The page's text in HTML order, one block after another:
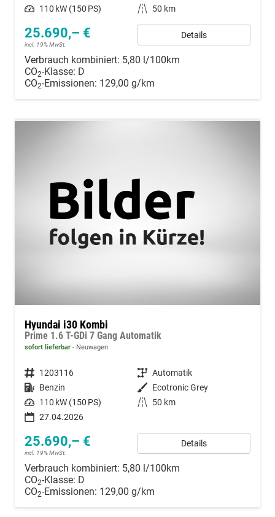
Leistung 110 kW (150 PS) Kilometerstand 50 km
25.690,– €
incl. 19% MwSt.
Details
Verbrauch kombiniert: 5,80 l/100km
CO2-Klasse: D
CO2-Emissionen: 129,00 g/km
Hyundai i30 Kombi
Prime 1.6 T-GDi 7 Gang Automatik
sofort lieferbar Neuwagen
Fahrzeugnummer 1203116 Getriebe Automatik
Kraftstoff Benzin Außenfarbe Ecotronic Grey
Leistung 110 kW (150 PS) Kilometerstand
50 km
27.04.2026
25.690,– €
incl. 19% MwSt.
Details
Verbrauch kombiniert: 5,80 l/100km
CO2-Klasse: D
CO2-Emissionen: 129,00 g/km